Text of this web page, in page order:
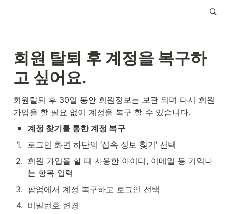
회원 탈퇴 후 계정을 복구하
고 싶어요.
회원탈퇴 후 30일 동안 회원정보는 보관 되며 다시 회원
가입을 할 필요 없이 계정을 복구 할 수 있습니다.
• 계정 찾기를 통한 계정 복구
1.
로그인 화면 하단의 ‘접속 정보 찾기’ 선택
2. 회원 가입을 할 때 사용한 아이디, 이메일 등 기억나
는 항목 입력
3. 팝업에서 계정 복구하고 로그인 선택
4. 비밀번호 변경